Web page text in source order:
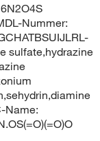
Nummer:
sulfate,hydrazine
Name: